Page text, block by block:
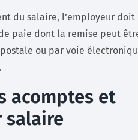
du salaire, l’employeur
paie dont la remise peut
ou par voie
acomptes et
salaire